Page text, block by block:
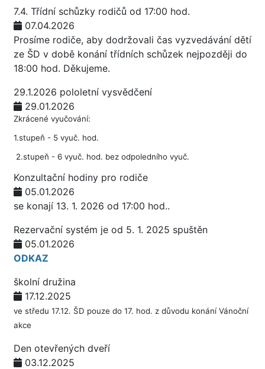
7.4. Třídní schůzky rodičů od 17:00 hod.
07.04.2026
Prosíme rodiče, aby dodržovali čas vyzvedávání dětí
ze ŠD v době konání třídních schůzek nejpozději do
18:00 hod. Děkujeme.
29.1.2026 pololetní vysvědčení
29.01.2026
Zkrácené vyučování:
1.stupeň - 5 vyuč. hod.
2.stupeň - 6 vyuč. hod. bez odpoledního vyuč.
Konzultační hodiny pro rodiče
05.01.2026
se konají 13. 1. 2026 od 17:00 hod..
Rezervační systém je od 5. 1. 2025 spuštěn
05.01.2026
ODKAZ
školní družina
17.12.2025
ve středu 17.12. ŠD pouze do 17. hod. z důvodu konání Vánoční
akce
Den otevřených dveří
03.12.2025